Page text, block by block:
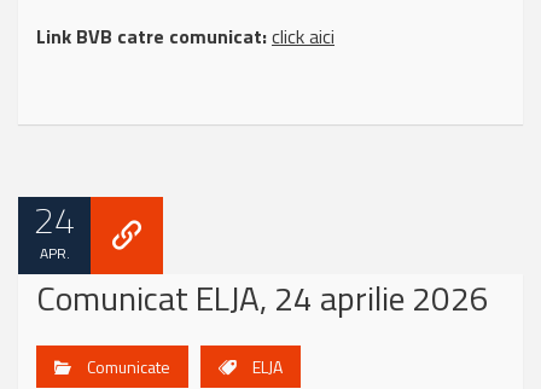
Link BVB catre comunicat:click aici
24
APR.
Comunicat ELJA, 24 aprilie 2026
Comunicate ELJA